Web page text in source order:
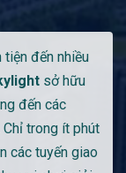
đến nhiều
sở hữu
đến các
trong ít phút
các tuyến giao